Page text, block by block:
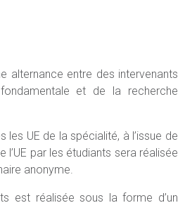
alternance entre des intervenants
et de la recherche
les UE de la spécialité, à l’issue de
l’UE par les étudiants sera réalisée
anonyme.
est réalisée sous la forme d’un